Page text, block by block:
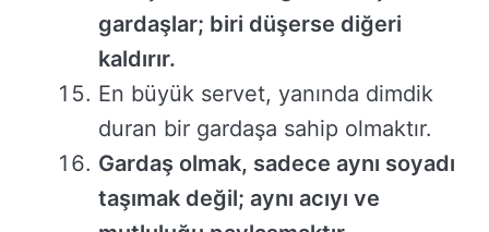
gardaşlar; biri düşerse diğeri
kaldırır.
En büyük servet, yanında dimdik
duran bir gardaşa sahip olmaktır.
Gardaş olmak, sadece aynı soyadı
taşımak değil; aynı acıyı ve